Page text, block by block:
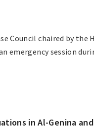
Council chaired by
emergency session
in Al-Genina